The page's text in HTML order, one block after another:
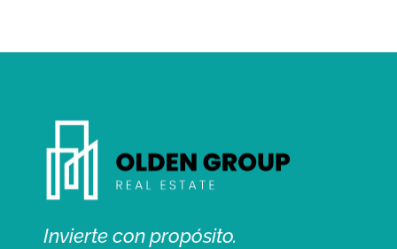
Invierte con propósito.